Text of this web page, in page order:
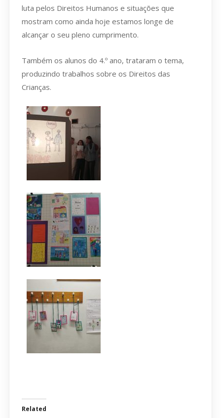
luta pelos Direitos Humanos e situações que
mostram como ainda hoje estamos longe de
alcançar o seu pleno cumprimento.
Também os alunos do 4.º ano, trataram o tema,
produzindo trabalhos sobre os Direitos das
Crianças.
Related